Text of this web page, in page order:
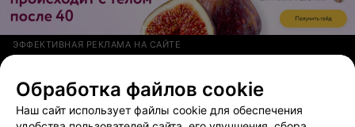
ЭФФЕКТИВНАЯ РЕКЛАМА НА САЙТЕ
САЛОН КРАСОТЫ
Glamour
Обработка файлов cookie
Наш сайт использует файлы cookie для обеспечения